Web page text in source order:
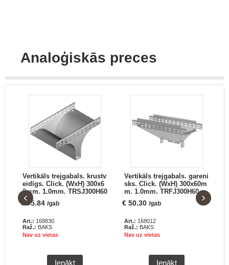
Analoģiskās preces
Vertikāls trejgabals. krustv
eidīgs. Click. (WxH) 300x6
0mm. 1.0mm. TRSJ300H60
€ 55.84 /gab
Art.: 168830
Raž.: BAKS
Nav uz vietas
Ienākt
Vertikāls trejgabals. gareni
sks. Click. (WxH) 300x60m
m. 1.0mm. TRFJ300H60
€ 50.30 /gab
Art.: 168012
Raž.: BAKS
Nav uz vietas
Ienākt
‹ ›